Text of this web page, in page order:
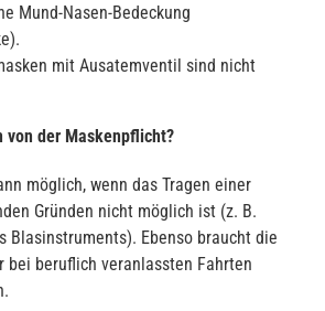
Mund-Nasen-Bedeckung
mit Ausatemventil sind nicht
von der Maskenpflicht?
möglich, wenn das Tragen einer
Gründen nicht möglich ist (z. B.
Blasinstruments). Ebenso braucht die
bei beruflich veranlassten Fahrten